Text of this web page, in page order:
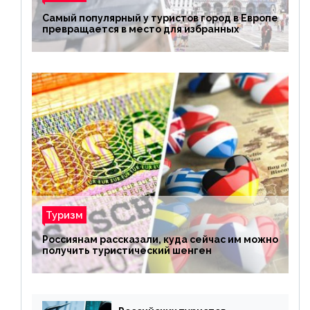
Самый популярный у туристов город в Европе
превращается в место для избранных
Туризм
Россиянам рассказали, куда сейчас им можно
получить туристический шенген